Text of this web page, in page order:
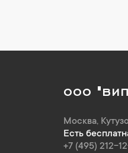
ООО
Москва,
Есть
+7 (495) 212-